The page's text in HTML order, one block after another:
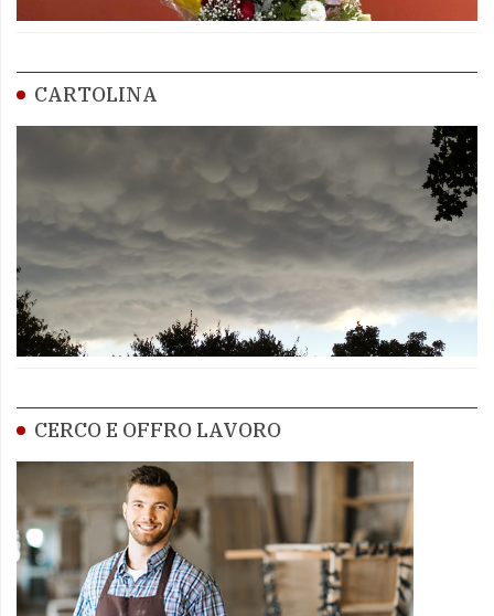
CARTOLINA
CERCO E OFFRO LAVORO